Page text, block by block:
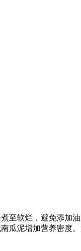
软烂，避免添加
泥增加营养密度